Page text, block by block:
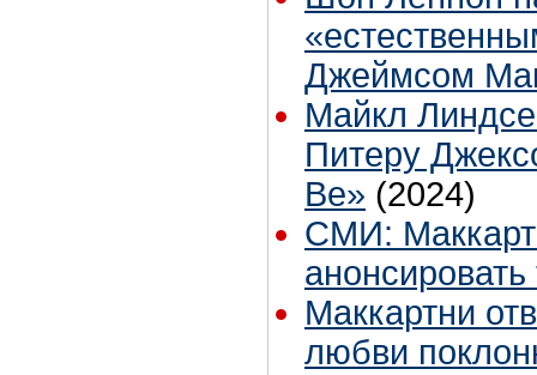
Джеймсом
Майкл
Питеру
Be» (2024)
СМИ:
Маккартни
любви